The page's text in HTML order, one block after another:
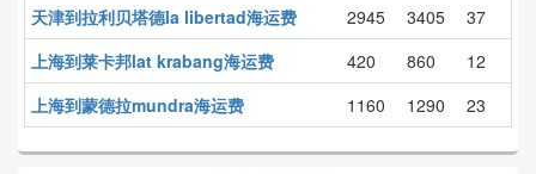
天津到拉利贝塔德la libertad海运费
2945 3405
37
上海到莱卡邦lat krabang海运费
420 860
12
上海到蒙德拉mundra海运费
1160 1290 23